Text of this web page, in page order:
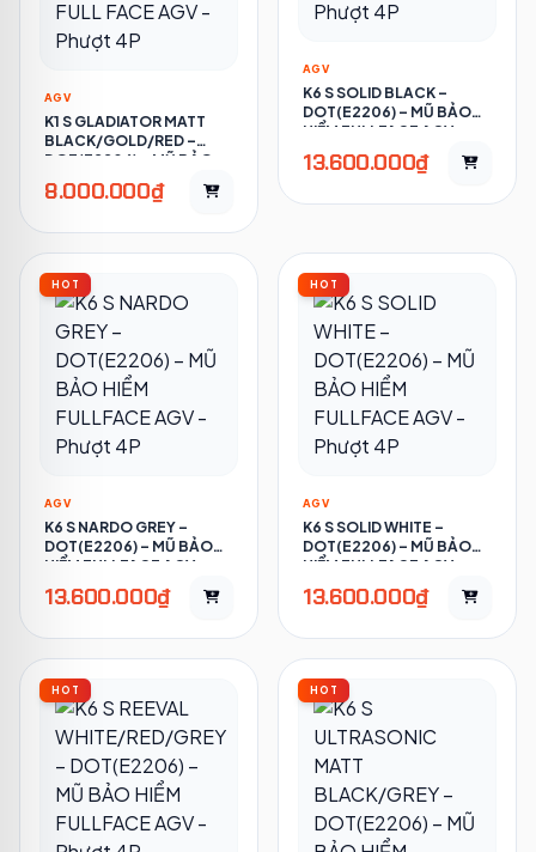
AGV
K1 S GLADIATOR MATT
BLACK/GOLD/RED –
DOT(E2206) – MŨ BẢO
HIỂM FULL FACE AGV -
PHƯỢT 4P
8.000.000₫
AGV
K6 S SOLID BLACK –
DOT(E2206) – MŨ BẢO
HIỂM FULLFACE AGV -
PHƯỢT 4P
13.600.000₫
HOT
AGV
K6 S NARDO GREY –
DOT(E2206) – MŨ BẢO
HIỂM FULLFACE AGV -
PHƯỢT 4P
13.600.000₫
HOT
AGV
K6 S SOLID WHITE –
DOT(E2206) – MŨ BẢO
HIỂM FULLFACE AGV -
PHƯỢT 4P
13.600.000₫
HOT HOT